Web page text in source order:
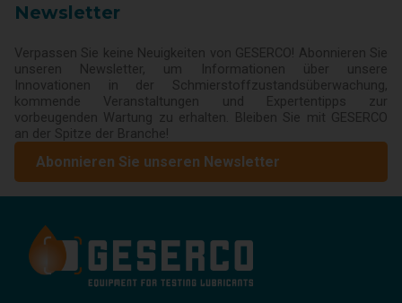
Newsletter
Verpassen Sie keine Neuigkeiten von GESERCO! Abonnieren Sie
unseren Newsletter, um Informationen über unsere
Innovationen in der Schmierstoffzustandsüberwachung,
kommende Veranstaltungen und Expertentipps zur
vorbeugenden Wartung zu erhalten. Bleiben Sie mit GESERCO
an der Spitze der Branche!
Abonnieren Sie unseren Newsletter